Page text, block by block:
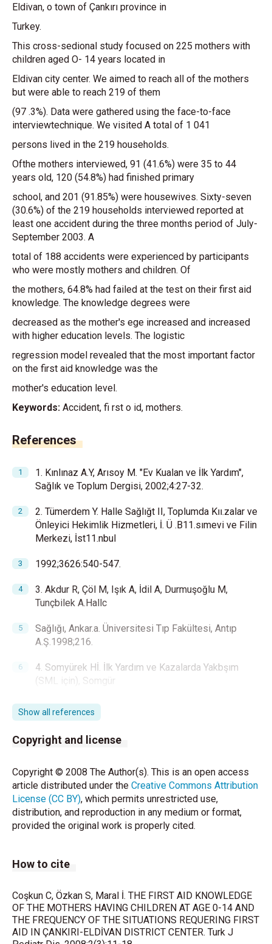
Eldivan, o town of Çankırı province in
Turkey.
This cross-sedional study focused on 225 mothers with
children aged O- 14 years located in
Eldivan city center. We aimed to reach all of the mothers
but were able to reach 219 of them
(97 .3%). Data were gathered using the face-to-face
interviewtechnique. We visited A total of 1 041
persons lived in the 219 households.
Ofthe mothers interviewed, 91 (41.6%) were 35 to 44
years old, 120 (54.8%) had finished primary
school, and 201 (91.85%) were housewives. Sixty-seven
(30.6%) of the 219 households interviewed reported at
least one accident during the three months period of July-
September 2003. A
total of 188 accidents were experienced by participants
who were mostly mothers and children. Of
the mothers, 64.8% had failed at the test on their first aid
knowledge. The knowledge degrees were
decreased as the mother's ege increased and increased
with higher education levels. The logistic
regression model revealed that the most important factor
on the first aid knowledge was the
mother's education level.
Keywords: Accident, fi rst o id, mothers.
References
1. Kınlınaz A.Y, Arısoy M. "Ev Kualan ve İlk Yardım",
Sağlık ve Toplum Dergisi, 2002;4:27-32.
2. Tümerdem Y. Halle Sağlığt II, Toplumda Kıı.zalar ve
Önleyici Hekimlik Hizmetleri, İ. Ü .B11.sımevi ve Filin
Merkezi, İst11.nbul
1992;3626:540-547.
3. Akdur R, Çöl M, Işık A, İdil A, Durmuşoğlu M,
Tunçbilek A.Hallc
Sağlığı, Ankar.a. Üniversitesi Tıp Fakültesi, Antıp
A.Ş.1998;216.
4. Somyürek Hİ. İlk Yardım ve Kazalarda Yakbşım
(SML için), Somgür
Yayıncılık Aıı1ı:aı:a 1999;26.
Kazalarında İlk
Yardım Eğitimi Modellerinin Araştınlınası, Doktom
Tezi, Gazi Üniver sitesi, Fen Bilimleri
Enstitüsü,Aıılı:aı:a 1997.
6. Sii%en B, İnan H . "İlk Yardım", Birol Basın Yayın
Ltcl.Şti, 2.Baskı, İsıanbul,Ağustos 2003.
7. Ağralı S. Ankar.a.-Kalecik Lisesi Öğt.'cncilcriııi.n İlk
Yardım Bilgi Düzeyi ve Uygulanan İlk Yardım
Eğitiminin Bilgi Düzeyine Etkisi, Yüksek Lisans Tezi,
Gazi Üniversitesi, Sağlık Bilimleri Enstitüııü,Kıızalann
Epidcıniyolojisi ve Dcmognı.fisi Anabilim D2lı,
Show all references
Copyright and license
Copyright © 2008 The Author(s). This is an open access
article distributed under the Creative Commons Attribution
License (CC BY), which permits unrestricted use,
distribution, and reproduction in any medium or format,
provided the original work is properly cited.
How to cite
Coşkun C, Özkan S, Maral İ. THE FIRST AID KNOWLEDGE
OF THE MOTHERS HAVING CHILDREN AT AGE 0-14 AND
THE FREQUENCY OF THE SITUATIONS REQUERING FIRST
AID IN ÇANKIRI-ELDİVAN DISTRICT CENTER. Turk J